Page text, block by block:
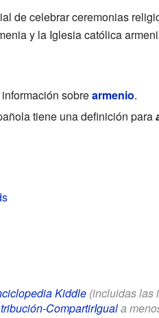
de celebrar ceremonias
y la Iglesia católica
sobrearmenio.
tiene una definición para
Kiddle(incluidas las
CompartirIguala